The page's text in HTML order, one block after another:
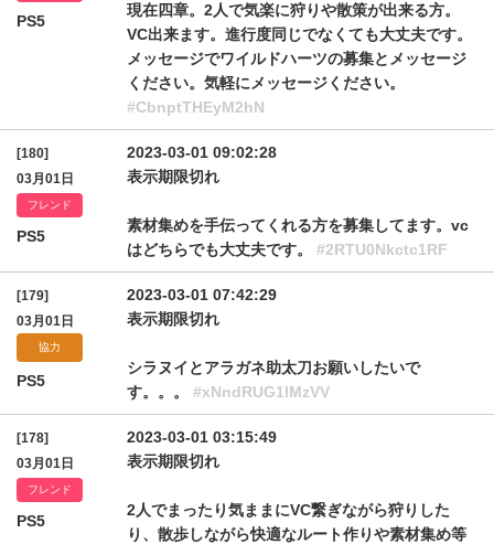
PS5
現在四章。2人で気楽に狩りや散策が出来る方。
VC出来ます。進行度同じでなくても大丈夫です。
メッセージでワイルドハーツの募集とメッセージ
ください。気軽にメッセージください。
#CbnptTHEyM2hN
[180]
03月01日
フレンド
PS5
2023-03-01 09:02:28
表示期限切れ
素材集めを手伝ってくれる方を募集してます。vc
はどちらでも大丈夫です。 #2RTU0Nkctc1RF
[179]
03月01日
協力
PS5
2023-03-01 07:42:29
表示期限切れ
シラヌイとアラガネ助太刀お願いしたいで
す。。。 #xNndRUG1lMzVV
[178]
03月01日
フレンド
PS5
2023-03-01 03:15:49
表示期限切れ
2人でまったり気ままにVC繋ぎながら狩りした
り、散歩しながら快適なルート作りや素材集め等